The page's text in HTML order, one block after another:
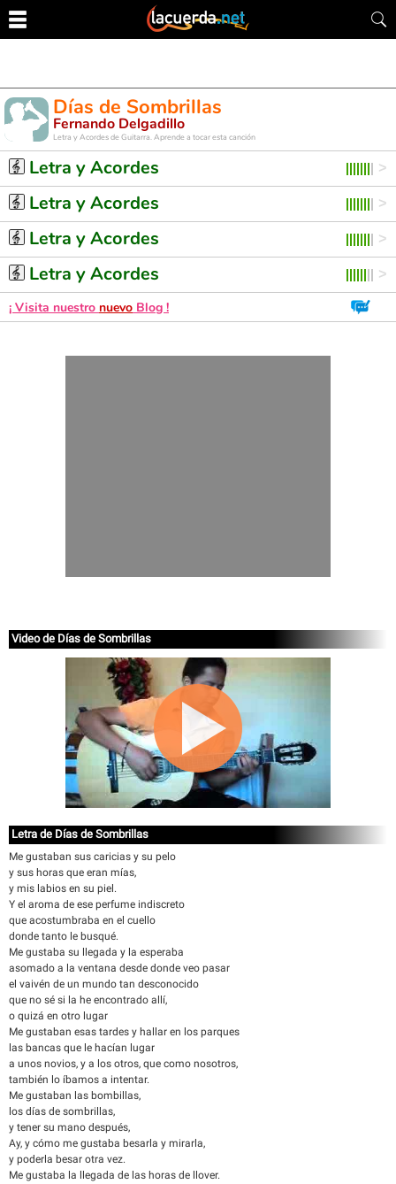
Días de Sombrillas
Fernando Delgadillo
Letra y Acordes de Guitarra. Aprende a tocar esta canción
Letra y Acordes
Letra y Acordes
Letra y Acordes
Letra y Acordes
¡ Visita nuestro nuevo Blog !
Video de Días de Sombrillas
Letra de Días de Sombrillas
Me gustaban sus caricias y su pelo
y sus horas que eran mías,
y mis labios en su piel.
Y el aroma de ese perfume indiscreto
que acostumbraba en el cuello
donde tanto le busqué.
Me gustaba su llegada y la esperaba
asomado a la ventana desde donde veo pasar
el vaivén de un mundo tan desconocido
que no sé si la he encontrado allí,
o quizá en otro lugar
Me gustaban esas tardes y hallar en los parques
las bancas que le hacían lugar
a unos novios, y a los otros, que como nosotros,
también lo íbamos a intentar.
Me gustaban las bombillas,
los días de sombrillas,
y tener su mano después,
Ay, y cómo me gustaba besarla y mirarla,
y poderla besar otra vez.
Me gustaba la llegada de las horas de llover.